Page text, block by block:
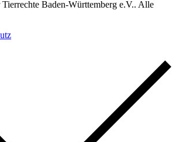
Baden-Württemberg e.V.. Alle